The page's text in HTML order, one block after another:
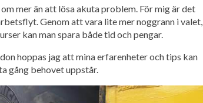
mer än att lösa akuta problem. För mig är det
Genom att vara lite mer noggrann i valet,
kan man spara både tid och pengar.
hoppas jag att mina erfarenheter och tips kan
gång behovet uppstår.